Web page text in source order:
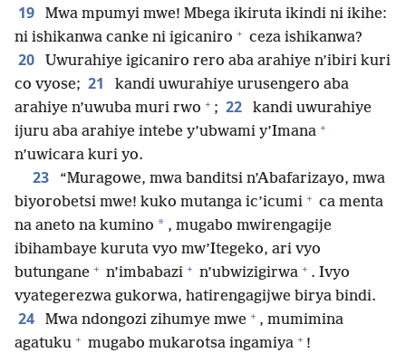
19
Mwa mpumyi mwe! Mbega ikiruta ikindi ni ikihe:
ni ishikanwa canke ni igicaniro + ceza ishikanwa?
20
Uwurahiye igicaniro rero aba arahiye n’ibiri kuri
co vyose; 21
kandi uwurahiye urusengero aba
arahiye n’uwuba muri rwo + ; 22
kandi uwurahiye
ijuru aba arahiye intebe y’ubwami y’Imana +
n’uwicara kuri yo.
23
“Muragowe, mwa banditsi n’Abafarizayo, mwa
biyorobetsi mwe! kuko mutanga ic’icumi + ca menta
na aneto na kumino * , mugabo mwirengagije
ibihambaye kuruta vyo mw’Itegeko, ari vyo
butungane + n’imbabazi + n’ubwizigirwa + . Ivyo
vyategerezwa gukorwa, hatirengagijwe birya bindi.
24 Mwa ndongozi zihumye mwe + , mumimina
agatuku + mugabo mukarotsa ingamiya + !